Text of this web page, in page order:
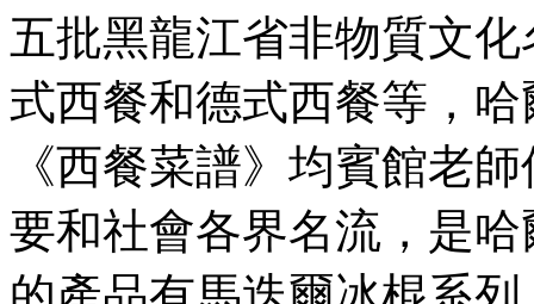
五批黑龍江省非物質文
式西餐和德式西餐等，
《西餐菜譜》均賓館老
要和社會各界名流，是